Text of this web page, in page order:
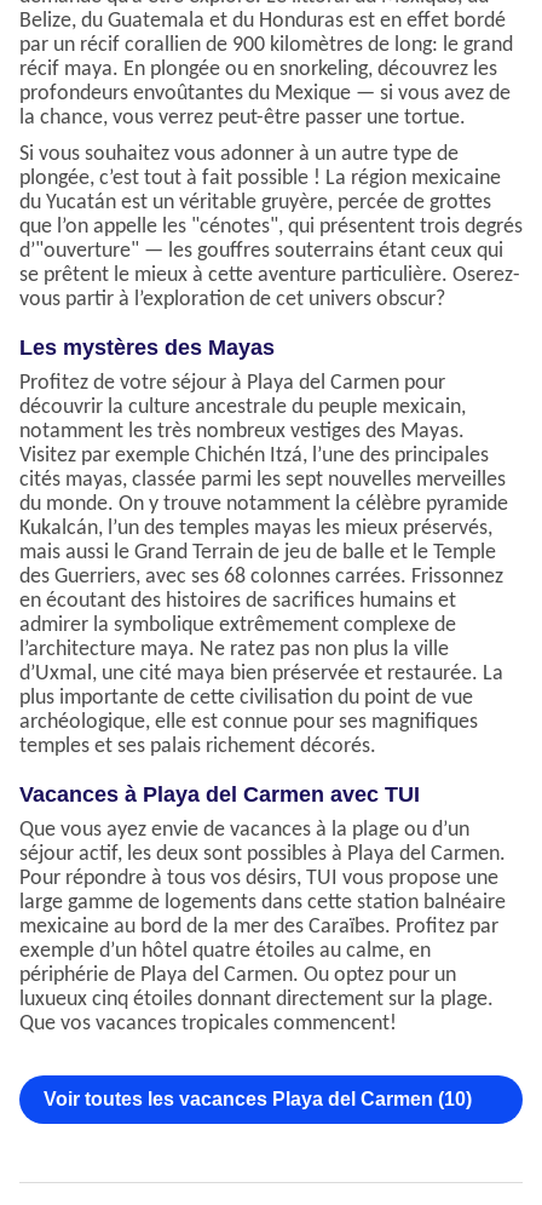
Belize, du Guatemala et du Honduras est en effet bordé
par un récif corallien de 900 kilomètres de long: le grand
récif maya. En plongée ou en snorkeling, découvrez les
profondeurs envoûtantes du Mexique — si vous avez de
la chance, vous verrez peut-être passer une tortue.
Si vous souhaitez vous adonner à un autre type de
plongée, c’est tout à fait possible ! La région mexicaine
du Yucatán est un véritable gruyère, percée de grottes
que l’on appelle les "cénotes", qui présentent trois degrés
d’"ouverture" — les gouffres souterrains étant ceux qui
se prêtent le mieux à cette aventure particulière. Oserez-
vous partir à l’exploration de cet univers obscur?
Les mystères des Mayas
Profitez de votre séjour à Playa del Carmen pour
découvrir la culture ancestrale du peuple mexicain,
notamment les très nombreux vestiges des Mayas.
Visitez par exemple Chichén Itzá, l’une des principales
cités mayas, classée parmi les sept nouvelles merveilles
du monde. On y trouve notamment la célèbre pyramide
Kukalcán, l’un des temples mayas les mieux préservés,
mais aussi le Grand Terrain de jeu de balle et le Temple
des Guerriers, avec ses 68 colonnes carrées. Frissonnez
en écoutant des histoires de sacrifices humains et
admirer la symbolique extrêmement complexe de
l’architecture maya. Ne ratez pas non plus la ville
d’Uxmal, une cité maya bien préservée et restaurée. La
plus importante de cette civilisation du point de vue
archéologique, elle est connue pour ses magnifiques
temples et ses palais richement décorés.
Vacances à Playa del Carmen avec TUI
Que vous ayez envie de vacances à la plage ou d’un
séjour actif, les deux sont possibles à Playa del Carmen.
Pour répondre à tous vos désirs, TUI vous propose une
large gamme de logements dans cette station balnéaire
mexicaine au bord de la mer des Caraïbes. Profitez par
exemple d’un hôtel quatre étoiles au calme, en
périphérie de Playa del Carmen. Ou optez pour un
luxueux cinq étoiles donnant directement sur la plage.
Que vos vacances tropicales commencent!
Voir toutes les vacances Playa del Carmen (10)